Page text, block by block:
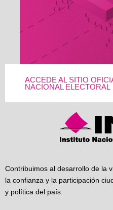
ACCEDE AL SITIO
NACIONAL ELECTORAL
Contribuimos al desarrollo de la
la confianza y la participación
y política del país.